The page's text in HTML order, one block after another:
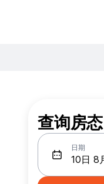
查询房态
日期